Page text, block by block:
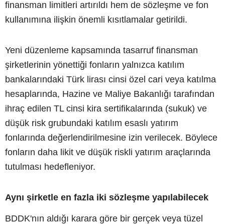
finansman limitleri artırıldı hem de sözleşme ve fon
kullanımına ilişkin önemli kısıtlamalar getirildi.
Yeni düzenleme kapsamında tasarruf finansman
şirketlerinin yönettiği fonların yalnızca katılım
bankalarındaki Türk lirası cinsi özel cari veya katılma
hesaplarında, Hazine ve Maliye Bakanlığı tarafından
ihraç edilen TL cinsi kira sertifikalarında (sukuk) ve
düşük risk grubundaki katılım esaslı yatırım
fonlarında değerlendirilmesine izin verilecek. Böylece
fonların daha likit ve düşük riskli yatırım araçlarında
tutulması hedefleniyor.
Aynı şirketle en fazla iki sözleşme yapılabilecek
BDDK'nın aldığı karara göre bir gerçek veya tüzel